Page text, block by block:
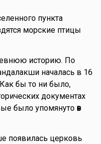
пункта
морские птицы
историю. По
началась в 16
бы то ни было,
документах
было упомянуто в
появилась церковь